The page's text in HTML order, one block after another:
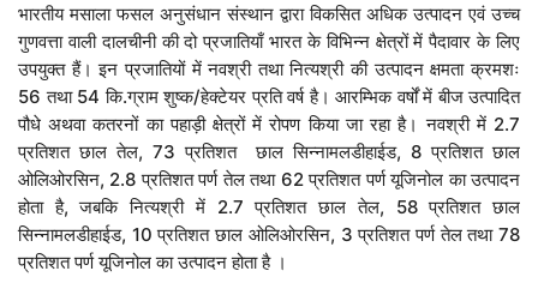
भारतीय मसाला फसल अनुसंधान संस्थान द्वारा विकसित अधिक उत्पादन एवं उच्च
गुणवत्ता वाली दालचीनी की दो प्रजातियाँ भारत के विभिन्न क्षेत्रों में पैदावार के लिए
उपयुक्त हैं। इन प्रजातियों में नवश्री तथा नित्यश्री की उत्पादन क्षमता क्रमशः
56 तथा 54 कि.ग्राम शुष्क/हेक्टेयर प्रति वर्ष है। आरम्भिक वर्षों में बीज उत्पादित
पौधे अथवा कतरनों का पहाड़ी क्षेत्रों में रोपण किया जा रहा है। नवश्री में 2.7
प्रतिशत छाल तेल, 73 प्रतिशत छाल सिन्नामलडीहाईड, 8 प्रतिशत छाल
ओलिओरसिन, 2.8 प्रतिशत पर्ण तेल तथा 62 प्रतिशत पर्ण यूजिनोल का उत्पादन
होता है, जबकि नित्यश्री में 2.7 प्रतिशत छाल तेल, 58 प्रतिशत छाल
सिन्नामलडीहाईड, 10 प्रतिशत छाल ओलिओरसिन, 3 प्रतिशत पर्ण तेल तथा 78
प्रतिशत पर्ण यूजिनोल का उत्पादन होता है ।